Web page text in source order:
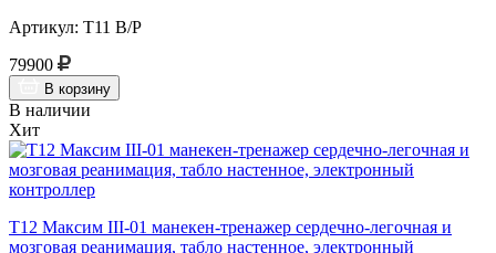
Артикул: Т11 В/Р
79900
В корзину
В наличии
Хит
Т12 Максим III-01 манекен-тренажер сердечно-легочная и
мозговая реанимация, табло настенное, электронный